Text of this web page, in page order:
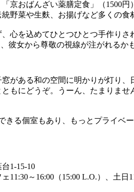
京おばんざい薬膳定食」（1500
野菜や生麩、お揚げなど多くの
心を込めてひとつひとつ手作り
彼女から尊敬の視線が注がれるか
がある和の空間に明かりが灯り
もにどうぞ。うーん、たまりま
きる個室もあり、もっとプライベ
1-15-10
11:30～16:00（15:00 L.O.）、土日